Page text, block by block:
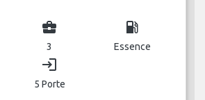
business_center
3
local_gas_station
Essence
login
5 Porte